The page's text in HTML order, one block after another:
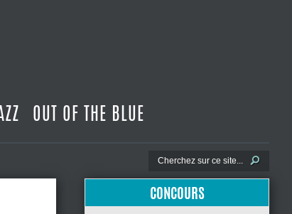
OUT OF THE BLUE
CONCOURS